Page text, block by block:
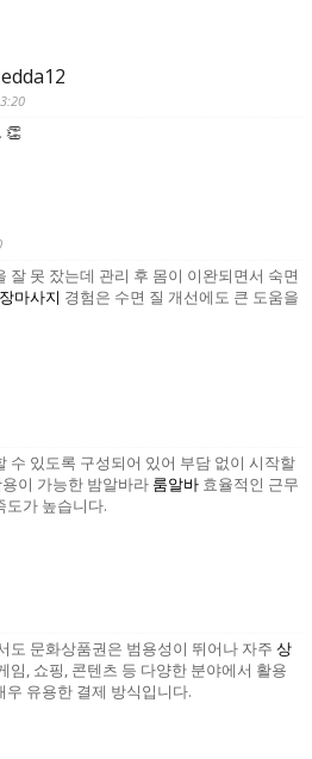
👏
잘 못 잤는데 관리 후 몸이 이완되면서 숙면
마사지 경험은 수면 질 개선에도 큰 도움을
수 있도록 구성되어 있어 부담 없이 시작할
이 가능한 밤알바라 룸알바효율적인 근무
도가 높습니다.
도 문화상품권은 범용성이 뛰어나 자주 상
임, 쇼핑, 콘텐츠 등 다양한 분야에서 활용
우 유용한 결제 방식입니다.